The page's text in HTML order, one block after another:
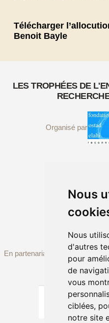
Nous
Nous
d'autres
pour
de
vous
ciblées,
notre site
Télécharger
Benoit Bayle
LES TROPHÉES DE
Organisé par
Sous le Haut
En partenariat avec